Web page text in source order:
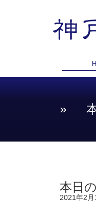
»
本日
2021年2月